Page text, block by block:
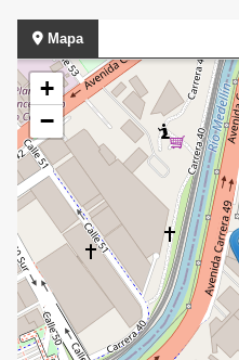
Mapa
+
−